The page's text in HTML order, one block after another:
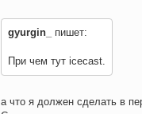
gyurgin_ пишет:
При чем тут icecast.
а что я должен сделать в